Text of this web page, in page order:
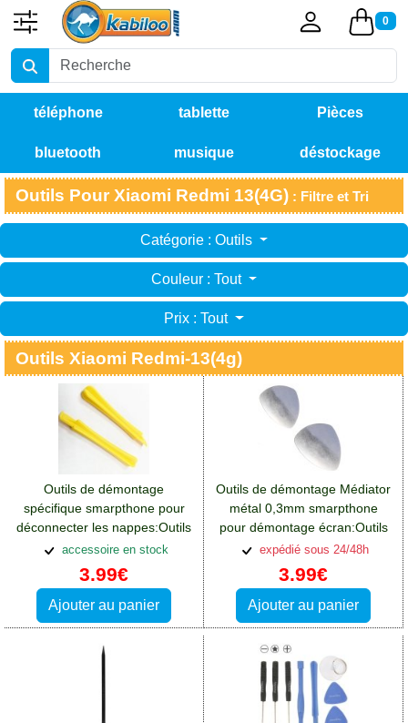
0
téléphone tablette Pièces
détachées
bluetooth musique déstockage
Outils Pour Xiaomi Redmi 13(4G) : Filtre et Tri
Catégorie : Outils
Couleur : Tout
Prix : Tout
Outils Xiaomi Redmi-13(4g)
Outils de démontage
spécifique smarpthone pour
déconnecter les nappes:Outils
Xiaomi Redmi 13(4G)
accessoire en stock
3.99€
Ajouter au panier
Outils de démontage Médiator
métal 0,3mm smarpthone
pour démontage écran:Outils
Xiaomi Redmi 13(4G)
expédié sous 24/48h
3.99€
Ajouter au panier